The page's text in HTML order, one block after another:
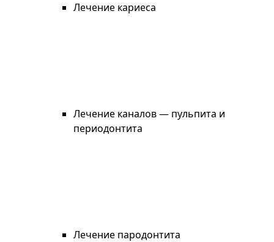
Лечение кариеса
Лечение каналов — пульпита и
периодонтита
Лечение пародонтита